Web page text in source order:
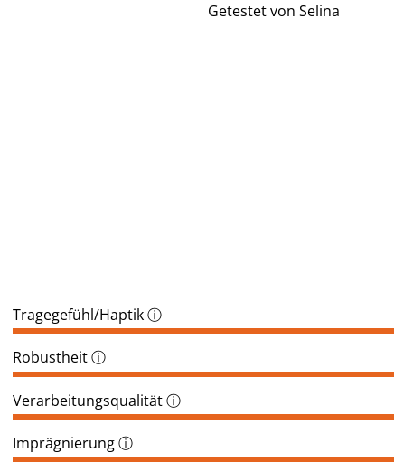
Getestet von Selina
Tragegefühl/Haptikⓘ
Robustheitⓘ
Verarbeitungsqualitätⓘ
Imprägnierungⓘ